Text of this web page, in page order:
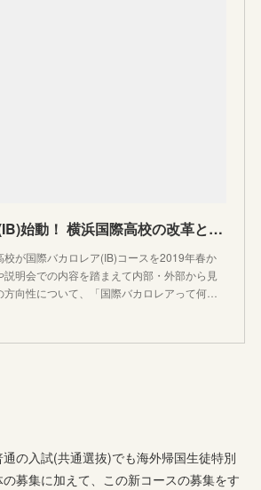
国際バカロレア(IB)始動！ 横浜国際高校の改革と挑戦
校が国際バカロレア(IB)コースを2019年春か
明会での内容を踏まえて内部・外部から見
方向性について、「国際バカロレアって何…
の入試(共通選抜)でも海外帰国生徒特別
募集に加えて、この新コースの募集をす